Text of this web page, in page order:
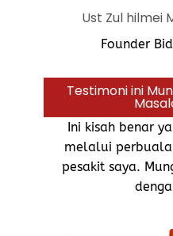
Ust Zul hilmei
Founder
Testimoni ini
Ini kisah benar
melalui
pesakit saya.